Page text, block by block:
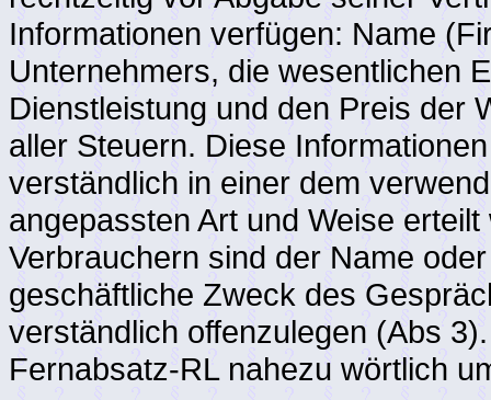
Informationen verfügen: Name
Unternehmers, die wesentlichen
Dienstleistung und den Preis der
aller Steuern. Diese
verständlich in einer dem
angepassten Art und Weise
Verbrauchern sind der Name
geschäftliche Zweck des
verständlich offenzulegen (Abs
Fernabsatz-RL nahezu wörtlich